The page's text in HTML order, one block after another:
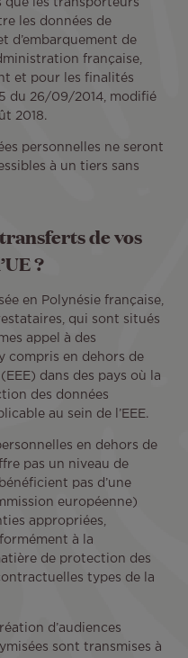
que les transporteurs
les données de
d’embarquement de
française,
et pour les finalités
du 26/09/2014, modifié
2018.
personnelles ne seront
à un tiers sans
de vos
?
en Polynésie française,
qui sont situés
appel à des
compris en dehors de
dans des pays où la
des données
au sein de l’EEE.
en dehors de
pas un niveau de
pas d’une
européenne)
appropriées,
à la
de protection des
types de la
d’audiences
sont transmises à